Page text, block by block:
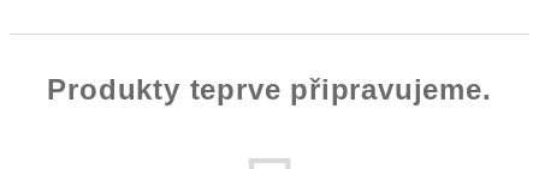
Produkty teprve připravujeme.